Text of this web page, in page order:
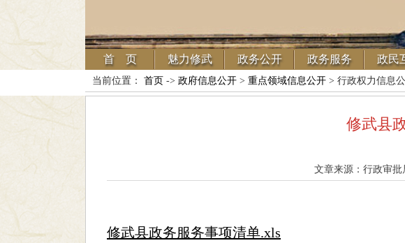
首 页 魅力修武 政务公开 政务服务 政民
当前位置： 首页 -> 政府信息公开 > 重点领域信息公开 > 行政权力信息
修武县
文章来源：行政审批
修武县政务服务事项清单.xls